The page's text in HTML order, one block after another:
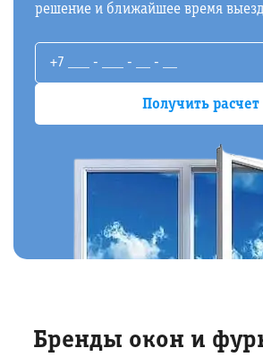
решение и ближайшее время
Бренды окон и